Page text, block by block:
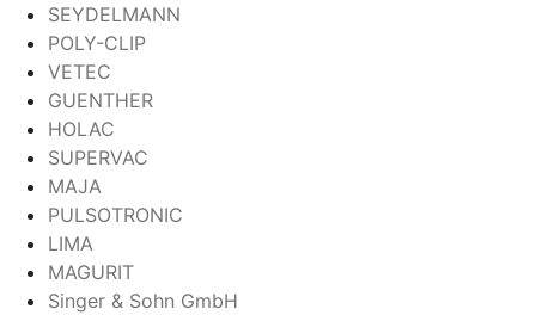
SEYDELMANN
POLY-CLIP
VETEC
GUENTHER
HOLAC
SUPERVAC
MAJA
PULSOTRONIC
LIMA
MAGURIT
Singer & Sohn GmbH